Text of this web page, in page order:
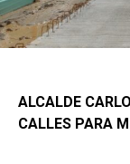
ALCALDE
CALLES PARA